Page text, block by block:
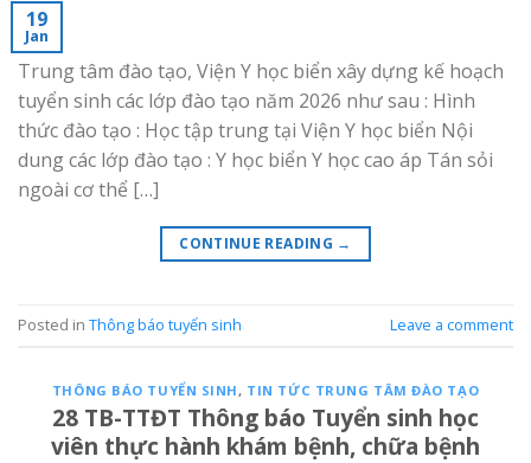
19
Jan
Trung tâm đào tạo, Viện Y học biển xây dựng kế hoạch
tuyển sinh các lớp đào tạo năm 2026 như sau : Hình
thức đào tạo : Học tập trung tại Viện Y học biển Nội
dung các lớp đào tạo : Y học biển Y học cao áp Tán sỏi
ngoài cơ thể […]
CONTINUE READING →
Posted in Thông báo tuyển sinh Leave a comment
THÔNG BÁO TUYỂN SINH , TIN TỨC TRUNG TÂM ĐÀO TẠO
28 TB-TTĐT Thông báo Tuyển sinh học
viên thực hành khám bệnh, chữa bệnh